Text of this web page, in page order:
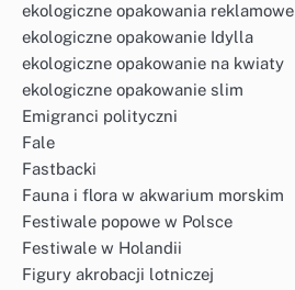
ekologiczne opakowania reklamowe
ekologiczne opakowanie Idylla
ekologiczne opakowanie na kwiaty
ekologiczne opakowanie slim
Emigranci polityczni
Fale
Fastbacki
Fauna i flora w akwarium morskim
Festiwale popowe w Polsce
Festiwale w Holandii
Figury akrobacji lotniczej